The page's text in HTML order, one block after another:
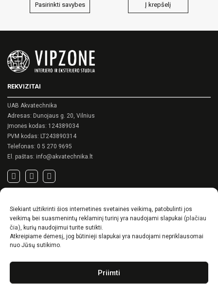
Siekiant užtikrinti šios internetinės svetainės veikimą, patobulinti jos
veikimą bei suasmenintų reklaminį turinį yra naudojami slapukai (plačiau
čia), kurių naudojimui turite sutikti.
Atkreipiame dėmesį, jog būtinieji slapukai yra naudojami nepriklausomai
nuo Jūsų sutikimo.
Priimti
Pasirinkti savybes
variants.
The
options
be
chosen
on
the
product
Į krepšelį
REKVIZITAI
UAB Akvatechnika
Adresas: Dunojaus g. 20, Vilnius
Įmonės kodas: 124389034
PVM kodas: LT243890314
Telefonas: 0 5 270 9695
El. paštas: info@akvatechnika.lt
Privatumo politika
Pirkimo sąlygos
Prekių pristatymo / grąžinimo sąlygos
RENSON© -unikalūs eksterjero sprendimai.